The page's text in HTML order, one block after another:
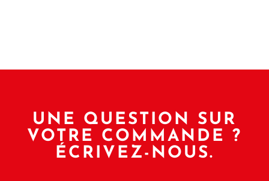
UNE QUESTION SUR
VOTRE COMMANDE ?
ÉCRIVEZ-NOUS.